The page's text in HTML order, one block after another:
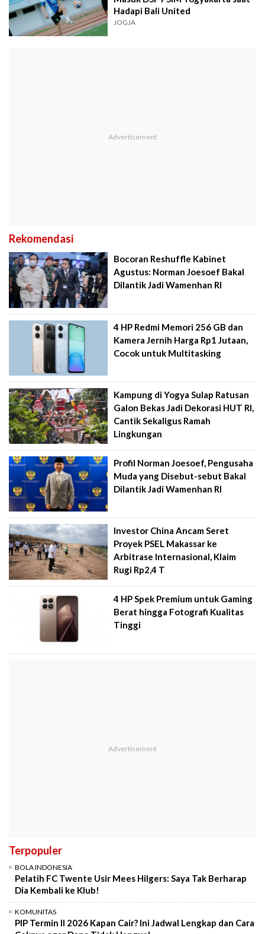
Hadapi Bali United
JOGJA
Rekomendasi
Bocoran Reshuffle Kabinet
Agustus: Norman Joesoef Bakal
Dilantik Jadi Wamenhan RI
4 HP Redmi Memori 256 GB dan
Kamera Jernih Harga Rp1 Jutaan,
Cocok untuk Multitasking
Kampung di Yogya Sulap Ratusan
Galon Bekas Jadi Dekorasi HUT RI,
Cantik Sekaligus Ramah
Lingkungan
Profil Norman Joesoef, Pengusaha
Muda yang Disebut-sebut Bakal
Dilantik Jadi Wamenhan RI
Investor China Ancam Seret
Proyek PSEL Makassar ke
Arbitrase Internasional, Klaim
Rugi Rp2,4 T
4 HP Spek Premium untuk Gaming
Berat hingga Fotografi Kualitas
Tinggi
Terpopuler
BOLA INDONESIA
Pelatih FC Twente Usir Mees Hilgers: Saya Tak Berharap
Dia Kembali ke Klub!
KOMUNITAS
PIP Termin II 2026 Kapan Cair? Ini Jadwal Lengkap dan Cara